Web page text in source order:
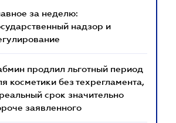
за неделю:
надзор и
продлил льготный период
косметики без техрегламента,
срок значительно
заявленного